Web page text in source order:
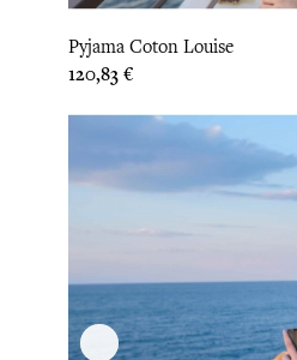
Pyjama Coton Louise
Prix
120,83 €